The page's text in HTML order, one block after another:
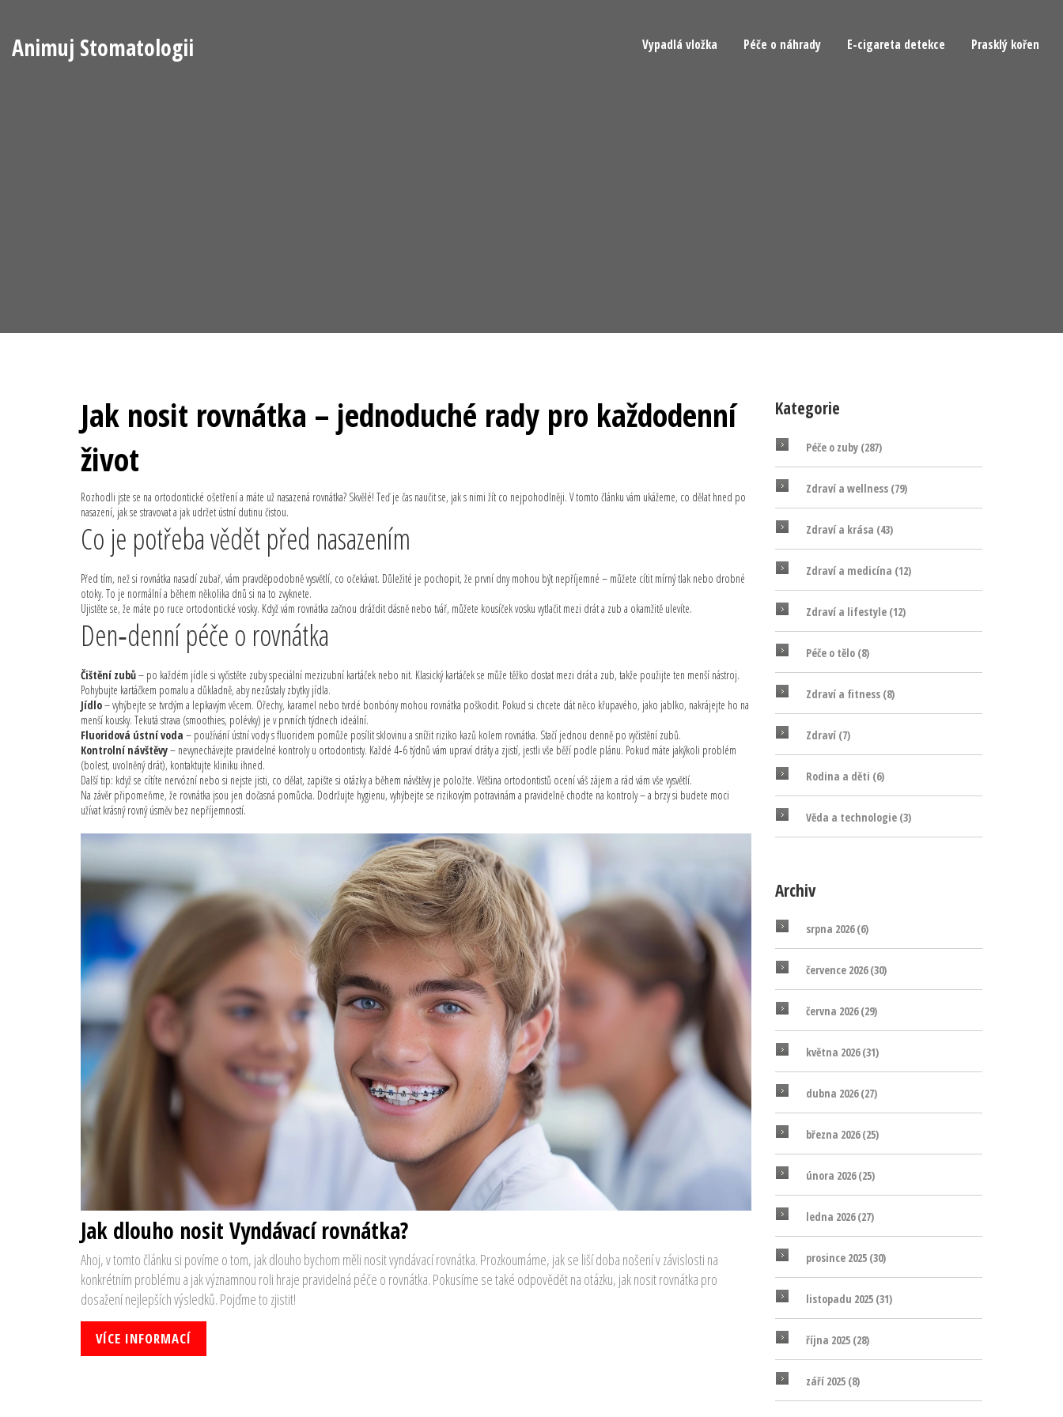
Animuj Stomatologii Vypadlá vložka Péče o náhrady E-cigareta detekce Prasklý kořen
Jak nosit rovnátka – jednoduché rady pro každodenní
život
Rozhodli jste se na ortodontické ošetření a máte už nasazená rovnátka? Skvělé! Teď je čas naučit se, jak s nimi žít co nejpohodlněji. V tomto článku vám ukážeme, co dělat hned po
nasazení, jak se stravovat a jak udržet ústní dutinu čistou.
Co je potřeba vědět před nasazením
Před tím, než si rovnátka nasadí zubař, vám pravděpodobně vysvětlí, co očekávat. Důležité je pochopit, že první dny mohou být nepříjemné – můžete cítit mírný tlak nebo drobné
otoky. To je normální a během několika dnů si na to zvyknete.
Ujistěte se, že máte po ruce ortodontické vosky. Když vám rovnátka začnou dráždit dásně nebo tvář, můžete kousíček vosku vytlačit mezi drát a zub a okamžitě ulevíte.
Den‑denní péče o rovnátka
Čištění zubů– po každém jídle si vyčistěte zuby speciální mezizubní kartáček nebo nit. Klasický kartáček se může těžko dostat mezi drát a zub, takže použijte ten menší nástroj.
Pohybujte kartáčkem pomalu a důkladně, aby nezůstaly zbytky jídla.
Jídlo– vyhýbejte se tvrdým a lepkavým věcem. Ořechy, karamel nebo tvrdé bonbóny mohou rovnátka poškodit. Pokud si chcete dát něco křupavého, jako jablko, nakrájejte ho na
menší kousky. Tekutá strava (smoothies, polévky) je v prvních týdnech ideální.
Fluoridová ústní voda – používání ústní vody s fluoridem pomůže posílit sklovinu a snížit riziko kazů kolem rovnátka. Stačí jednou denně po vyčistění zubů.
Kontrolní návštěvy– nevynechávejte pravidelné kontroly u ortodontisty. Každé 4‑6 týdnů vám upraví dráty a zjistí, jestli vše běží podle plánu. Pokud máte jakýkoli problém
(bolest, uvolněný drát), kontaktujte kliniku ihned.
Další tip: když se cítíte nervózní nebo si nejste jisti, co dělat, zapište si otázky a během návštěvy je položte. Většina ortodontistů ocení váš zájem a rád vám vše vysvětlí.
Na závěr připomeňme, že rovnátka jsou jen dočasná pomůcka. Dodržujte hygienu, vyhýbejte se rizikovým potravinám a pravidelně chodte na kontroly – a brzy si budete moci
užívat krásný rovný úsměv bez nepříjemností.
Jak dlouho nosit Vyndávací rovnátka?
Ahoj, v tomto článku si povíme o tom, jak dlouho bychom měli nosit vyndávací rovnátka. Prozkoumáme, jak se liší doba nošení v závislosti na
konkrétním problému a jak významnou roli hraje pravidelná péče o rovnátka. Pokusíme se také odpovědět na otázku, jak nosit rovnátka pro
dosažení nejlepších výsledků. Pojďme to zjistit!
VÍCE INFORMACÍ
Kategorie
Péče o zuby (287)
Zdraví a wellness (79)
Zdraví a krása (43)
Zdraví a medicína (12)
Zdraví a lifestyle (12)
Péče o tělo (8)
Zdraví a fitness (8)
Zdraví (7)
Rodina a děti (6)
Věda a technologie (3)
Archiv
srpna 2026(6)
července 2026(30)
června 2026(29)
května 2026(31)
dubna 2026(27)
března 2026(25)
února 2026(25)
ledna 2026(27)
prosince 2025 (30)
listopadu 2025 (31)
října 2025 (28)
září 2025 (8)